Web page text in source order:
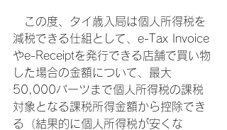
この度、タイ歳入局は個人所得税を
減税できる仕組として、e-Tax Invoice
やe-Receiptを発行できる店舗で買い物
した場合の金額について、最大
50,000バーツまで個人所得税の課税
対象となる課税所得金額から控除でき
る（結果的に個人所得税が安くな